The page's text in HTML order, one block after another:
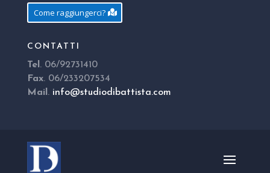
Come raggiungerci?
CONTATTI
Tel . 06/92731410
Fax. 06/233207534
Mail . info@studiodibattista.com